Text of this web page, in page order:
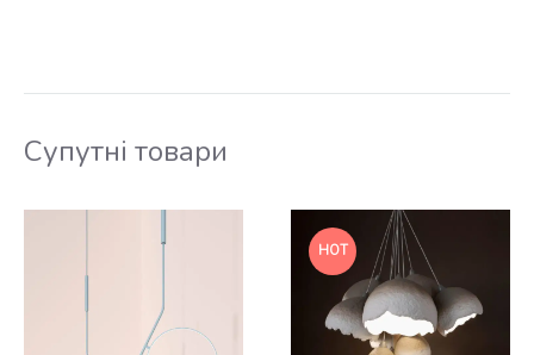
Супутні товари
HOT